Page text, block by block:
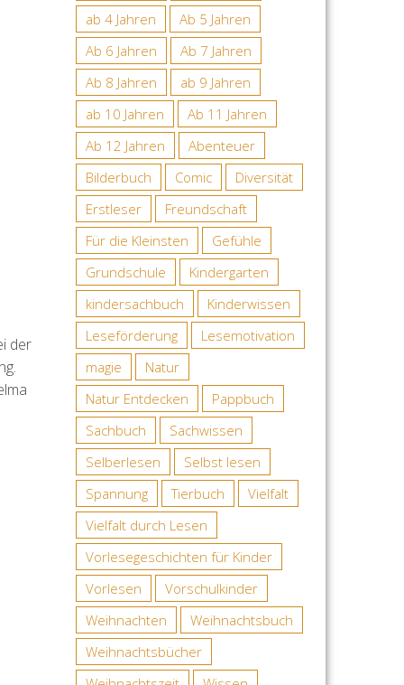
der
ab 4 Jahren
Ab 5 Jahren
Ab 6 Jahren
Ab 7 Jahren
Ab 8 Jahren
ab 9 Jahren
ab 10 Jahren
Ab 11 Jahren
Ab 12 Jahren
Abenteuer
Bilderbuch
Comic
Diversität
Erstleser
Freundschaft
Für die Kleinsten
Gefühle
Grundschule
Kindergarten
kindersachbuch
Kinderwissen
Leseförderung
Lesemotivation
magie
Natur
Natur Entdecken
Pappbuch
Sachbuch
Sachwissen
Selberlesen
Selbst lesen
Spannung
Tierbuch
Vielfalt
Vielfalt durch Lesen
Vorlesegeschichten für Kinder
Vorlesen
Vorschulkinder
Weihnachten
Weihnachtsbuch
Weihnachtsbücher